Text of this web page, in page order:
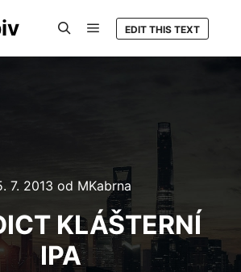
EDIT THIS TEXT
7. 2013 od MKabrna
KLÁŠTERNÍ
IPA